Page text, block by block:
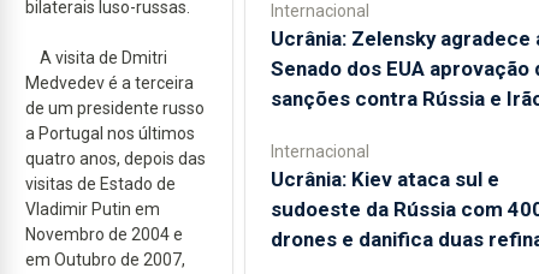
bilaterais luso-russas.
A visita de Dmitri
Medvedev é a terceira
de um presidente russo
a Portugal nos últimos
quatro anos, depois das
visitas de Estado de
Vladimir Putin em
Novembro de 2004 e
em Outubro de 2007,
Internacional
Ucrânia: Zelensky agradece
Senado dos EUA aprovação
sanções contra Rússia e
Internacional
Ucrânia: Kiev ataca sul e
sudoeste da Rússia com
drones e danifica duas